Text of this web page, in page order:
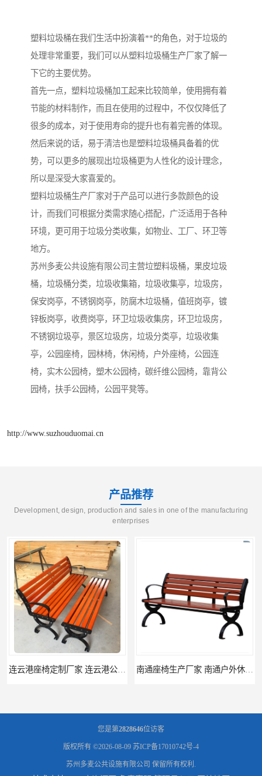
塑料垃圾桶在我们生活中扮演着**的角色，对于垃圾的
处理非常重要，我们可以从塑料垃圾桶生产厂家了解一
下它的主要优势。
首先一点，塑料垃圾桶加工起来比较简单，使用拥有着
节能的材料制作，而且在使用的过程中，不仅仅降低了
很多的成本，对于使用寿命的提升也有着完善的体现。
然后来说的话，易于清洁也是塑料垃圾桶具备着的优
势，可以更多的展现出垃圾桶更为人性化的设计理念，
所以是深受大家喜爱的。
塑料垃圾桶生产厂家对于产品可以进行多款颜色的设
计，而我们可根据分类需求随心搭配，广泛适用于各种
环境，更可用于垃圾分类收集，如物业、工厂、环卫等
地方。
苏州多麦公共设施有限公司主营垃塑料圾桶，果皮垃圾
桶，垃圾桶分类，垃圾收集箱，垃圾收集亭，垃圾房，
保安岗亭，不锈钢岗亭，防腐木垃圾桶，值班岗亭，镀
锌板岗亭，收费岗亭，环卫垃圾收集房，环卫垃圾房，
不锈钢垃圾亭，景区垃圾房，垃圾分类亭，垃圾收集
亭，公园座椅，园林椅，休闲椅，户外座椅，公园连
椅，实木公园椅，塑木公园椅，碳纤维公园椅，靠背公
园椅，扶手公园椅，公园平凳等。
http://www.suzhouduomai.cn
产品推荐
Development, design, production and sales in one of the manufacturing
enterprises
您是第2828646位访客
版权所有 ©2026-08-09 苏ICP备17010742号-4
苏州多麦公共设施有限公司 保留所有权利.